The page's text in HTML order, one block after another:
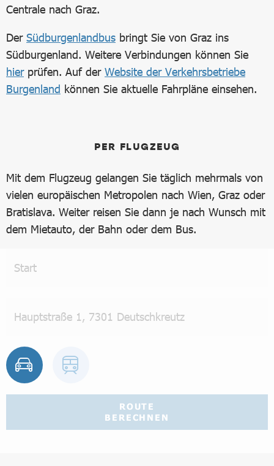
Centrale nach Graz.
Der Südburgenlandbus bringt Sie von Graz ins
Südburgenland. Weitere Verbindungen können Sie
hierprüfen. Auf der Website der Verkehrsbetriebe
Burgenland können Sie aktuelle Fahrpläne einsehen.
PER FLUGZEUG
Mit dem Flugzeug gelangen Sie täglich mehrmals von
vielen europäischen Metropolen nach Wien, Graz oder
Bratislava. Weiter reisen Sie dann je nach Wunsch mit
dem Mietauto, der Bahn oder dem Bus.
ROUTE
BERECHNEN